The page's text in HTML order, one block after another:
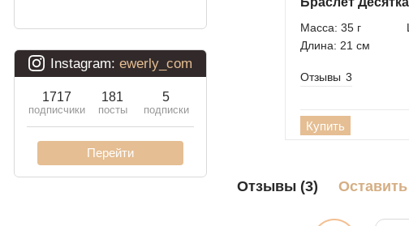
Двойной ручеёк (чайка)
Двойной рамзес
панцирное)
Кардинал (Питон,
Масса: 35 г
Длина: 21 см
Отзывы 3
Купить
Отзывы (3)